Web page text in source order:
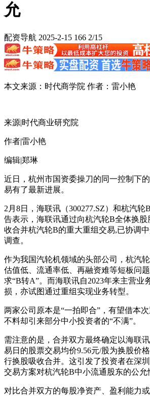
允
配资导航 2025-2-15 166 2/15
本文来源：时代商学院 作者：雷小艳
来源|时代商业研究院
作者|雷小艳
编辑|郑琳
近日，杭州市国资委操刀的同一控制下
易有了最新进展。
2月8日，海联讯（300277.SZ）和杭汽轮
告表示，海联讯通过向杭汽轮B全体换
收合并杭汽轮B的重大重组交易,已协调
调查。
作为我国汽轮机领域的头部公司，杭汽
估值低、流通率低、再融资难等短板问
求“B转A”。而海联讯自2023年来主营业
损，亦试图通过重组实现业务转型。
两家公司原本是“一拍即合”，有望借本
不料却引来部分中小投资者的“不满”。
需注意的是，合并双方最终确定以海联
易日的股票交易均价9.56元/股为换股价
行换股吸收合并。这引发了投资者在深
交易方案对杭汽轮B中小流通股东的公允
对比合并双方的每股净资产、盈利能力